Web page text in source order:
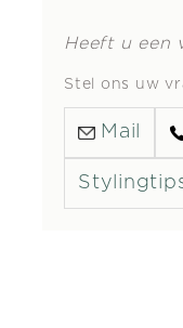
Heeft u een
Stel ons uw
Mail